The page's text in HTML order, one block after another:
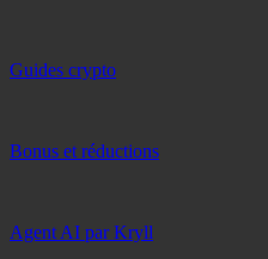
Guides crypto
Bonus et réductions
Agent AI par Kryll